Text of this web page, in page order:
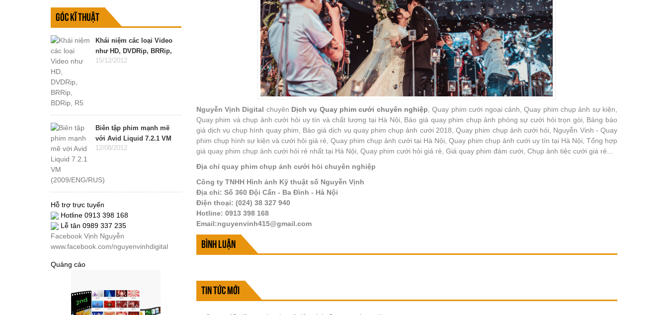
Góc kĩ thuật
Khái niệm các loại Video
như HD, DVDRip, BRRip,
BDRip, R5
15/12/2012
Biên tập phim mạnh mẽ
với Avid Liquid 7.2.1 VM
(2009/ENG/RUS)
12/08/2012
Hỗ trợ trực tuyến
Hotline 0913 398 168
Lễ tân 0989 337 235
Facebook Vịnh Nguyễn
www.facebook.com/nguyenvinhdigital
Quảng cáo
Nguyễn Vịnh Digital chuyên Dịch vụ Quay phim cưới chuyên nghiệp , Quay phim cưới ngoại cảnh, Quay phim chụp ảnh sự kiện,
Quay phim và chụp ảnh cưới hỏi uy tín và chất lượng tại Hà Nội, Báo giá quay phim chụp ảnh phóng sự cưới hỏi trọn gói, Bảng báo
giá dịch vụ chụp hình quay phim, Báo giá dịch vụ quay phim chụp ảnh cưới 2018, Quay phim chụp ảnh cưới hỏi, Nguyễn Vinh - Quay
phim chụp hình sự kiện và cưới hỏi giá rẻ, Quay phim chụp ảnh cưới tại Hà Nội, Quay phim chụp ảnh cưới uy tín tại Hà Nội, Tổng hợp
giá quay phim chụp ảnh cưới hỏi rẻ nhất tại Hà Nội, Quay phim cưới hỏi giá rẻ, Giá quay phim đám cưới, Chụp ảnh tiệc cưới giá rẻ...
Địa chỉ quay phim chụp ảnh cưới hỏi chuyên nghiệp
Công ty TNHH Hình ảnh Kỹ thuật số Nguyễn Vịnh
Địa chỉ: Số 360 Đội Cấn - Ba Đình - Hà Nội
Điện thoại: (024) 38 327 940
Hotline: 0913 398 168
Email:nguyenvinh415@gmail.com
Bình luận
Tin tức mới